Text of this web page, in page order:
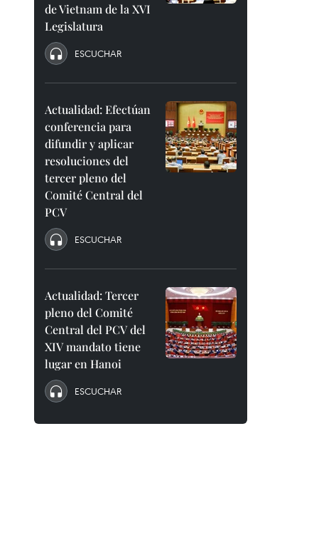
de Vietnam de la XVI
Legislatura
ESCUCHAR
Actualidad: Efectúan
conferencia para
difundir y aplicar
resoluciones del
tercer pleno del
Comité Central del
PCV
ESCUCHAR
Actualidad: Tercer
pleno del Comité
Central del PCV del
XIV mandato tiene
lugar en Hanoi
ESCUCHAR